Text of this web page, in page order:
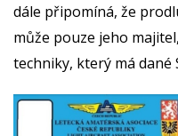
dále připomíná, že
může pouze jeho
techniky, který má dané